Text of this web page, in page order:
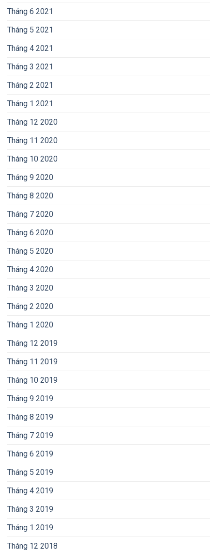
Tháng 6 2021
Tháng 5 2021
Tháng 4 2021
Tháng 3 2021
Tháng 2 2021
Tháng 1 2021
Tháng 12 2020
Tháng 11 2020
Tháng 10 2020
Tháng 9 2020
Tháng 8 2020
Tháng 7 2020
Tháng 6 2020
Tháng 5 2020
Tháng 4 2020
Tháng 3 2020
Tháng 2 2020
Tháng 1 2020
Tháng 12 2019
Tháng 11 2019
Tháng 10 2019
Tháng 9 2019
Tháng 8 2019
Tháng 7 2019
Tháng 6 2019
Tháng 5 2019
Tháng 4 2019
Tháng 3 2019
Tháng 1 2019
Tháng 12 2018